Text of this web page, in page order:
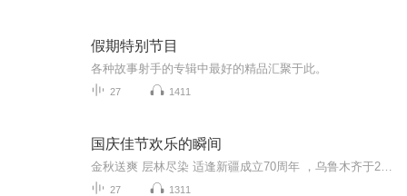
假期特别节目
各种故事射手的专辑中最好的精品汇聚于此。
27 1411
国庆佳节欢乐的瞬间
27 1311